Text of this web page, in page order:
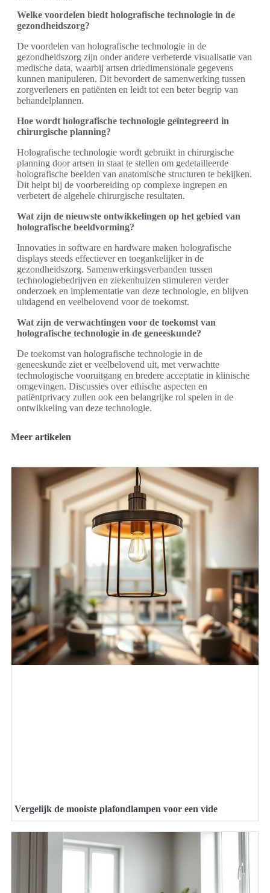
Welke voordelen biedt holografische technologie in de
gezondheidszorg?
De voordelen van holografische technologie in de
gezondheidszorg zijn onder andere verbeterde visualisatie van
medische data, waarbij artsen driedimensionale gegevens
kunnen manipuleren. Dit bevordert de samenwerking tussen
zorgverleners en patiënten en leidt tot een beter begrip van
behandelplannen.
Hoe wordt holografische technologie geïntegreerd in
chirurgische planning?
Holografische technologie wordt gebruikt in chirurgische
planning door artsen in staat te stellen om gedetailleerde
holografische beelden van anatomische structuren te bekijken.
Dit helpt bij de voorbereiding op complexe ingrepen en
verbetert de algehele chirurgische resultaten.
Wat zijn de nieuwste ontwikkelingen op het gebied van
holografische beeldvorming?
Innovaties in software en hardware maken holografische
displays steeds effectiever en toegankelijker in de
gezondheidszorg. Samenwerkingsverbanden tussen
technologiebedrijven en ziekenhuizen stimuleren verder
onderzoek en implementatie van deze technologie, en blijven
uitdagend en veelbelovend voor de toekomst.
Wat zijn de verwachtingen voor de toekomst van
holografische technologie in de geneeskunde?
De toekomst van holografische technologie in de
geneeskunde ziet er veelbelovend uit, met verwachtte
technologische vooruitgang en bredere acceptatie in klinische
omgevingen. Discussies over ethische aspecten en
patiëntprivacy zullen ook een belangrijke rol spelen in de
ontwikkeling van deze technologie.
Meer artikelen
Vergelijk de mooiste plafondlampen voor een vide